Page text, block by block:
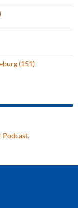
(151)
Podcast.